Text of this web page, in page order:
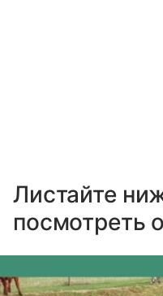
Листайте
посмотреть